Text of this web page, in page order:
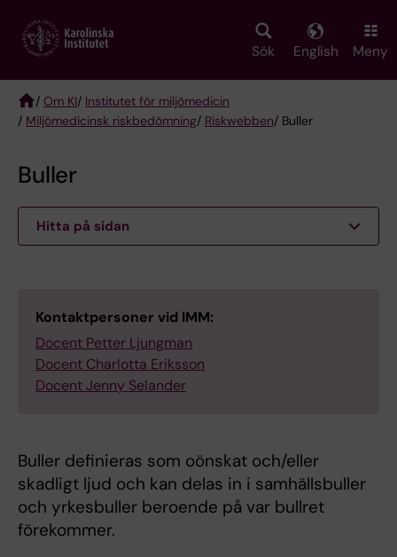
main
Sök English Meny
Breadcrumb
/ Om KI/ Institutet för miljömedicin
/ Miljömedicinsk riskbedömning/ Riskwebben/ Buller
Buller
Hitta på sidan
Kontaktpersoner vid IMM:
Docent Petter Ljungman
Docent Charlotta Eriksson
Docent Jenny Selander
Buller definieras som oönskat och/eller
skadligt ljud och kan delas in i samhällsbuller
och yrkesbuller beroende på var bullret
förekommer.